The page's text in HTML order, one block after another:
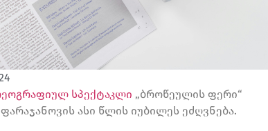
სპექტაკლი „ბროწეულის ფერი“
ფარაჯანოვის ასი წლის იუბილეს ეძღვნება.